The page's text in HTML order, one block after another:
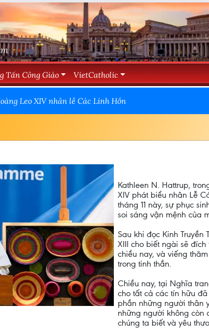
Tấn Công Giáo VietCatholic
Leo XIV nhân lễ Các Linh Hồn
Kathleen N. Hattrup,
XIV phát biểu nhân Lễ
tháng 11 này, sự phục
soi sáng vận mệnh của
Sau khi đọc Kinh Truyền
XIII cho biết ngài sẽ
chiều nay, và viếng
trong tinh thần.
Chiều nay, tại Nghĩa
cho tất cả các tín hữu
phần những người thân
những người không còn
chúng ta biết và yêu